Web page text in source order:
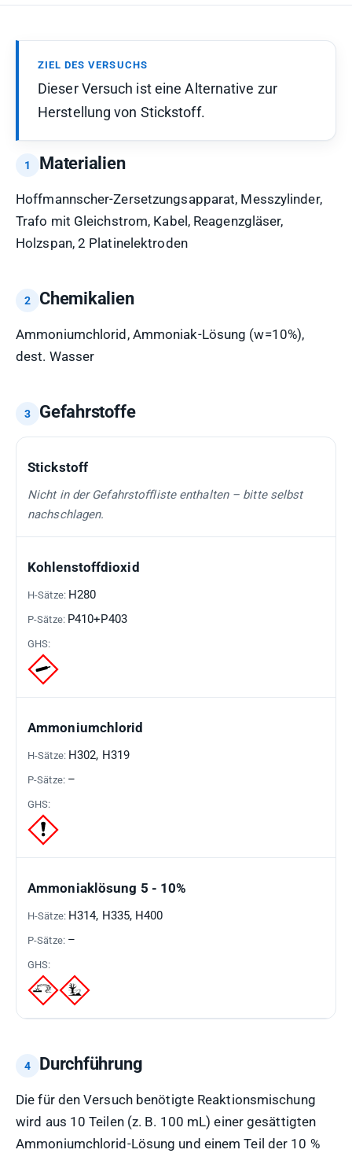
ZIEL DES VERSUCHS
Dieser Versuch ist eine Alternative zur
Herstellung von Stickstoff.
Materialien
Hoffmannscher-Zersetzungsapparat, Messzylinder,
Trafo mit Gleichstrom, Kabel, Reagenzgläser,
Holzspan, 2 Platinelektroden
Chemikalien
Ammoniumchlorid, Ammoniak-Lösung (w=10%),
dest. Wasser
Gefahrstoffe
GEFAHRSTOFF
Stickstoff
Nicht in der Gefahrstoffliste enthalten – bitte selbst
nachschlagen.
Kohlenstoffdioxid
H280
P410+P403
Ammoniumchlorid
H302, H319
–
Ammoniaklösung 5 - 10%
H314, H335, H400
–
Durchführung
Die für den Versuch benötigte Reaktionsmischung
wird aus 10 Teilen (z. B. 100 mL) einer gesättigten
Ammoniumchlorid-Lösung und einem Teil der 10 %